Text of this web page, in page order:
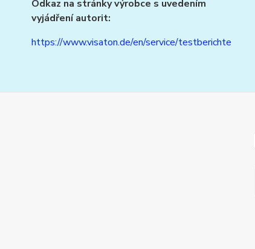
Odkaz na stránky výrobce s uvedením
vyjádření autorit:
https://www.visaton.de/en/service/testberichte